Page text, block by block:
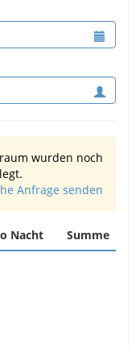
wurden noch
Anfrage senden
Nacht
Summe